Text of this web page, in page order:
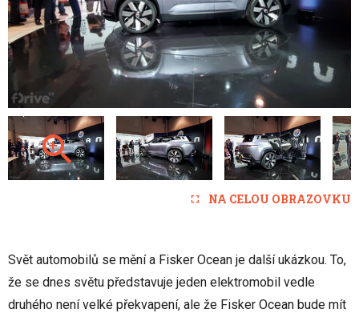
NA CELOU OBRAZOVKU
Svět automobilů se mění a Fisker Ocean je další ukázkou. To,
že se dnes světu představuje jeden elektromobil vedle
druhého není velké překvapení, ale že Fisker Ocean bude mít